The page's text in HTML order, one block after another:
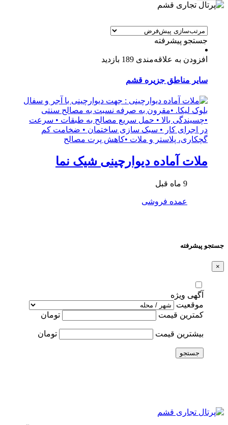
جستجو پیشرفته
افزودن به علاقه‌مندی 189 بازدید
سایر مناطق جزیره قشم
ملات آماده دیوارچینی شیک نما
9 ماه قبل
عمده فروشی
جستجو پیشرفته
×
آگهی ویژه
موقعیت
کمترین قیمت
تومان
بیشترین قیمت تومان
جستجو